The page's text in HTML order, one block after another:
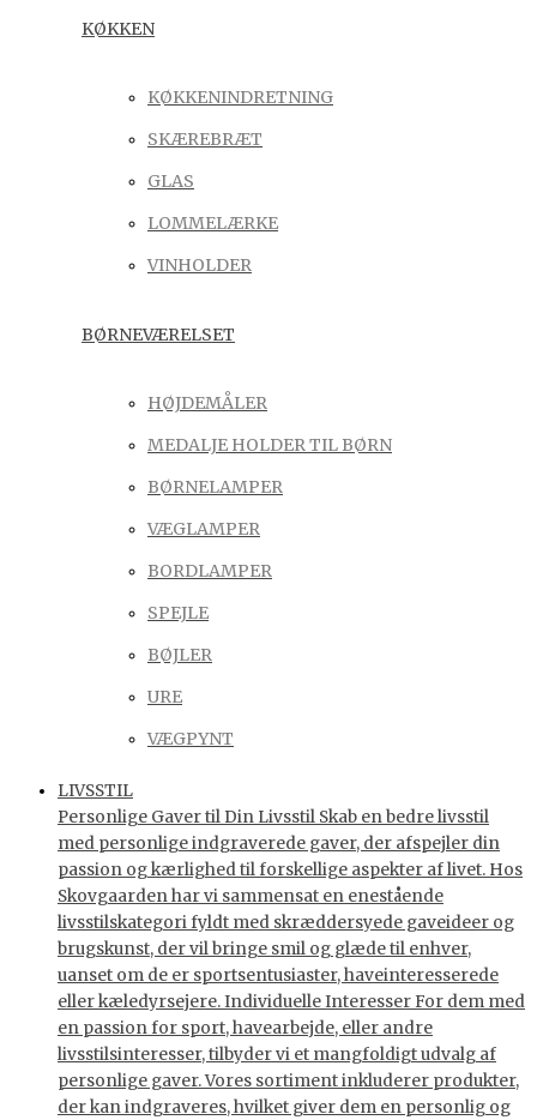
KØKKEN
KØKKENINDRETNING
SKÆREBRÆT
GLAS
LOMMELÆRKE
VINHOLDER
BØRNEVÆRELSET
HØJDEMÅLER
MEDALJE HOLDER TIL BØRN
BØRNELAMPER
VÆGLAMPER
BORDLAMPER
SPEJLE
BØJLER
URE
VÆGPYNT
LIVSSTIL
Personlige Gaver til Din Livsstil Skab en bedre livsstil
med personlige indgraverede gaver, der afspejler din
passion og kærlighed til forskellige aspekter af livet. Hos
Skovgaarden har vi sammensat en enestående
livsstilskategori fyldt med skræddersyede gaveideer og
brugskunst, der vil bringe smil og glæde til enhver,
uanset om de er sportsentusiaster, haveinteresserede
eller kæledyrsejere. Individuelle Interesser For dem med
en passion for sport, havearbejde, eller andre
livsstilsinteresser, tilbyder vi et mangfoldigt udvalg af
personlige gaver. Vores sortiment inkluderer produkter,
der kan indgraveres, hvilket giver dem en personlig og